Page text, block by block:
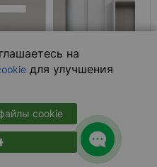
на
для улучшения
cookie